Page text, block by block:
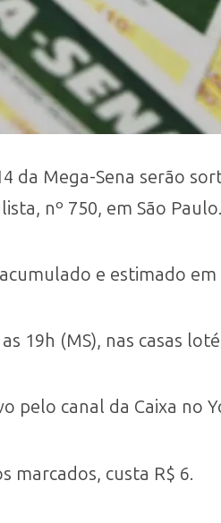
da Mega-Sena serão
nº 750, em São Paulo.
e estimado em
19h (MS), nas casas
pelo canal da Caixa no
marcados, custa R$ 6.